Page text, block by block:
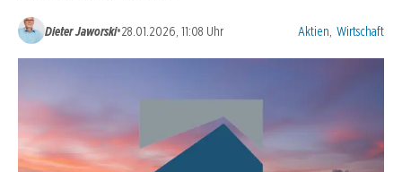
Dieter Jaworski•28.01.2026, 11:08 Uhr Kategorien:
Aktien Wirtschaft